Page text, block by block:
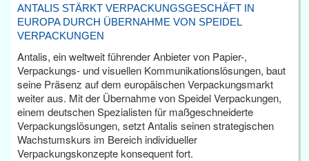
ANTALIS STÄRKT VERPACKUNGSGESCHÄFT IN
EUROPA DURCH ÜBERNAHME VON SPEIDEL
VERPACKUNGEN
Antalis, ein weltweit führender Anbieter von Papier-,
Verpackungs- und visuellen Kommunikationslösungen, baut
seine Präsenz auf dem europäischen Verpackungsmarkt
weiter aus. Mit der Übernahme von Speidel Verpackungen,
einem deutschen Spezialisten für maßgeschneiderte
Verpackungslösungen, setzt Antalis seinen strategischen
Wachstumskurs im Bereich individueller
Verpackungskonzepte konsequent fort.